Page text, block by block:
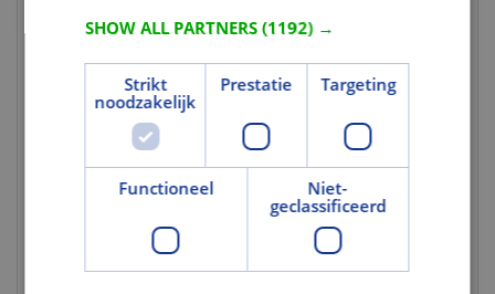
Milieuprestaties
Milieucertificering FSC
FSC Certificaat
U heeft niet de juiste rechten
voor dit gegeven.
Brand
Brandwerendheid
Niet van toepassing
SHOW ALL PARTNERS(1192) →
Strikt
noodzakelijk
Prestatie Targeting
Functioneel
Niet-
geclassificeerd